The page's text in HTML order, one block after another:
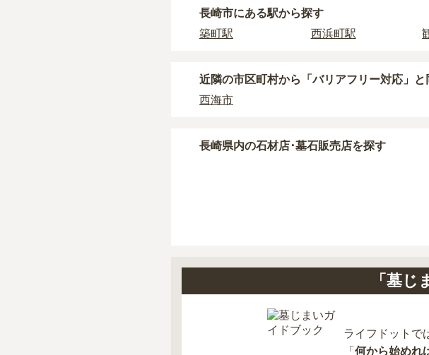
・年間管理費：お墓の管理費。契約後、毎年
現地への見学が難しい場合は、資料請求で
長崎市にある駅から探す
築町駅
西浜町駅
近隣の市区町村から 「バリアフリー対応」と
西海市
長崎県内の石材店･墓石販売店を探す
「墓
ライフドットで
「 何から始めれ